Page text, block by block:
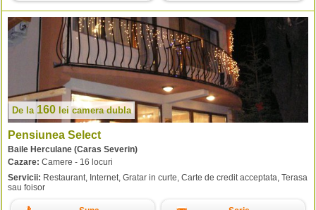
De la 160 lei camera dubla
Pensiunea Select
Baile Herculane (Caras Severin)
Cazare: Camere - 16 locuri
Servicii: Restaurant, Internet, Gratar in curte, Carte de credit acceptata, Terasa
sau foisor